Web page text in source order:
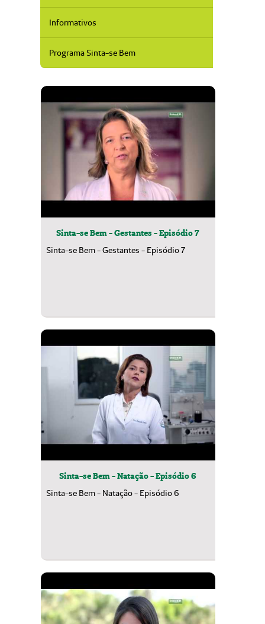
Informativos
Programa Sinta-se Bem
Sinta-se Bem - Gestantes - Episódio 7
Sinta-se Bem - Gestantes - Episódio 7
Sinta-se Bem - Natação - Episódio 6
Sinta-se Bem - Natação - Episódio 6